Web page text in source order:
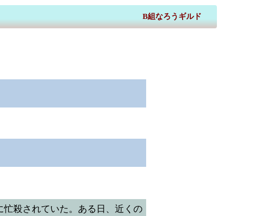
B組なろうギルド
殺されていた。ある日、近くの